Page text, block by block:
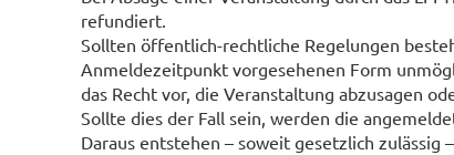
refundiert.
Sollten öffentlich-rechtliche Regelungen
Anmeldezeitpunkt vorgesehenen Form
das Recht vor, die Veranstaltung abzusagen
Sollte dies der Fall sein, werden die
Daraus entstehen – soweit gesetzlich zulässig